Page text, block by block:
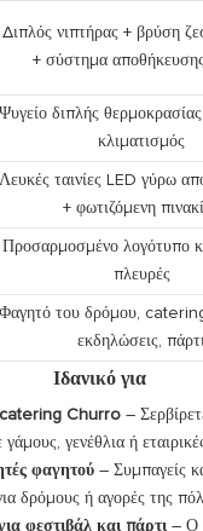
Διπλός νιπτήρας + βρύση
+ σύστημα
Ψυγείο διπλής
κλιματισμός
Λευκές ταινίες LED γύρω
+ φωτιζόμενη
Προσαρμοσμένο λογότυπο
πλευρές
Φαγητό του δρόμου,
εκδηλώσεις, πάρτι
Ιδανικό για
catering Churro–
γενέθλια ή
φαγητού – Συμπαγείς
δρόμους ή αγορές της
φεστιβάλ και πάρτι– Ο